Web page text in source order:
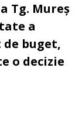
Tg. Mureș
a
buget,
o decizie